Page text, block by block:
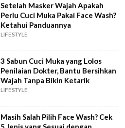
Setelah Masker Wajah Apakah
Perlu Cuci Muka Pakai Face Wash?
Ketahui Panduannya
LIFESTYLE
3 Sabun Cuci Muka yang Lolos
Penilaian Dokter, Bantu Bersihkan
Wajah Tanpa Bikin Ketarik
LIFESTYLE
Masih Salah Pilih Face Wash? Cek